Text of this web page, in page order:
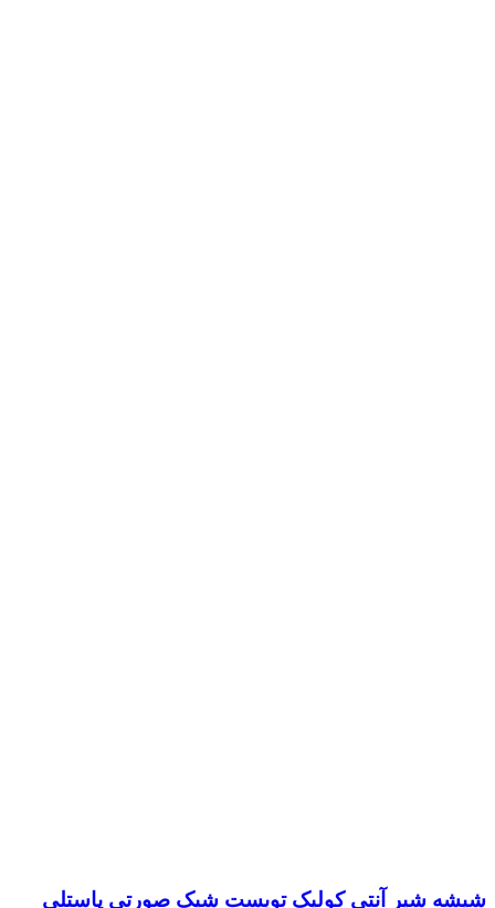
شیشه شیر آنتی کولیک تویست شیک صورتی پاستلی